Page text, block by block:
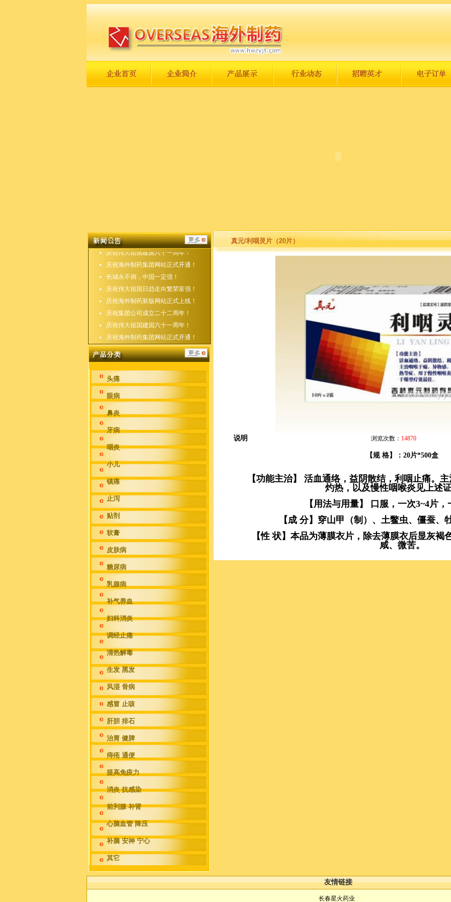
庆祝集团公司成立二十二周年！
庆祝伟大祖国建国六十一周年！
庆祝海外制药集团网站正式开通！
长城永不倒，中国一定强！
庆祝伟大祖国日趋走向繁荣富强！
庆祝海外制药新版网站正式上线！
庆祝集团公司成立二十二周年！
庆祝伟大祖国建国六十一周年！
庆祝海外制药集团网站正式开通！
头痛
眼病
鼻炎
牙病
咽炎
小儿
镇痛
止泻
贴剂
软膏
皮肤病
糖尿病
乳腺病
补气养血
妇科消炎
调经止痛
清热解毒
生发 黑发
风湿 骨病
感冒 止咳
肝胆 排石
治胃 健脾
痔疮 通便
提高免疫力
消炎 抗感染
前列腺 补肾
心脑血管 降压
补脑 安神 宁心
其它
真元/利咽灵片（20片）
说明 浏览次数： 14870
【规 格】：20片*500盒
【功能主治】 活血通络，益阴散结，利咽止痛。
灼热，以及慢性咽喉炎见上述
【用法与用量】 口服，一次3~4
【成 分】穿山甲（制）、土鳖虫、僵蚕、
【性 状】本品为薄膜衣片，除去薄膜衣后显灰褐
咸、微苦。
友情链接
长春星火药业